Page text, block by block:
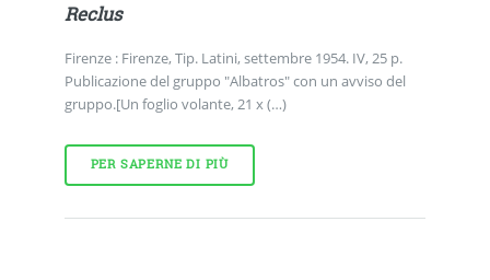
Reclus
Firenze : Firenze, Tip. Latini, settembre 1954. IV, 25 p.
Publicazione del gruppo "Albatros" con un avviso del
gruppo.[Un foglio volante, 21 x (…)
PER SAPERNE DI PIÙ